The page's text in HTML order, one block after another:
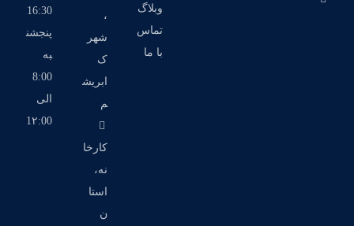
وبلاگ
تماس
با ما
،
شهر
ک
ابریش
م
کارخا
نه،
استا
ن
16:30
پنجشن
به
8:00
الی
1۲:00